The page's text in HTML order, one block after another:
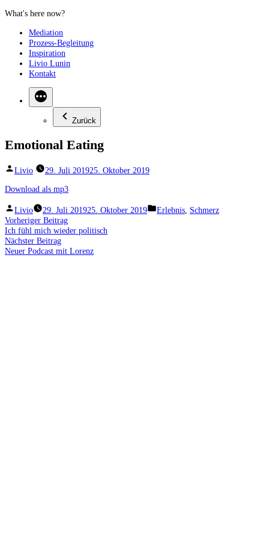
Zum
springenMediation
Prozess-Begleitung
Inspiration
Livio Lunin
Kontakt
Zurück
Emotional Eating
Veröffentlicht
Livio 29. Juli 201925. Oktober 2019
Download als mp3
Veröffentlicht
von
Livio 29. Juli 201925. Oktober 2019
Veröffentlicht
Erlebnis Schmerz
Beitragsnavigation
Vorheriger BeitragVorheriger
Beitrag:
Ich fühl mich wieder politisch
Nächster BeitragNächster
Beitrag:
Neuer Podcast mit Lorenz